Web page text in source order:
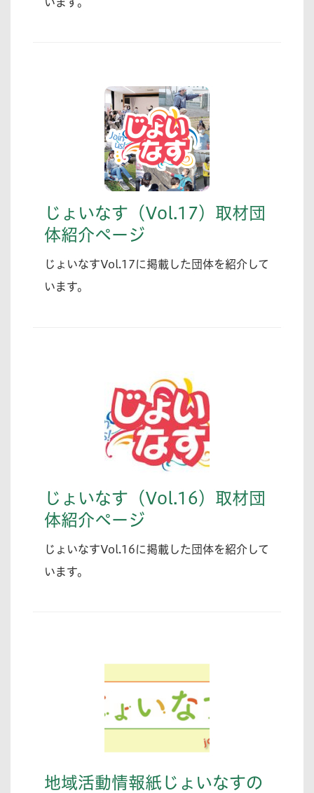
じょいなす（Vol.17）取材団
体紹介ページ
じょいなすVol.17に掲載した団体を紹介して
います。
じょいなす（Vol.16）取材団
体紹介ページ
じょいなすVol.16に掲載した団体を紹介して
います。
地域活動情報紙じょいなすの